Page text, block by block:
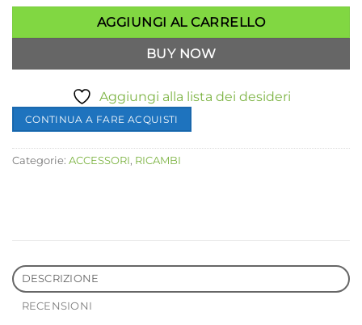
AGGIUNGI AL CARRELLO
BUY NOW
Aggiungi alla lista dei desideri
CONTINUA A FARE ACQUISTI
Categorie: ACCESSORI, RICAMBI
DESCRIZIONE
RECENSIONI